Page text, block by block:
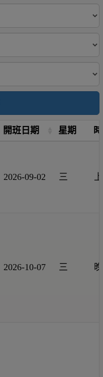
開班日期 星期
2026-09-02 三
2026-10-07 三